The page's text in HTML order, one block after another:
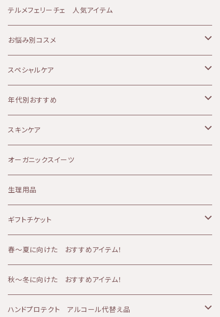
使いください。 （６回以上のお届けで途中解約が
ージはこちら⇩ https://kiri-skin-japan.jp/
単品や3本セットはこちら⇩ https://biotime.t
hebase.in/categories/4002042
JANESCE（ジャネス）
ATHANOR（アタノール）
Soluna（ソルーナ）
MOON PEACH（ムーンピーチ）
アルガンオイル
Provida（プロヴィダ）
華布
山燕庵
AMBESSA & CO（アンベッサアンドコー）
yuica（ユイカ）
sisiFILLE （シシフィーユ）
テルメフェリーチェ 人気アイテム
お悩み別コスメ
乾燥肌
オイリー肌
敏感肌
赤み肌
ニキビ肌
くすみ肌
アトピー肌
エイジング肌
日焼け肌
スペシャルケア
ボディケア
リップケア
マタニティケア
シャンプー
シャワーアイテム
メンズケア
冷え
ベビーアイテム
年代別おすすめ
10代
20代
30代
40代
50代
60代
スキンケア
クレンジング
ミルククレンジング
化粧水
オイル
バーム
クリーム
美容液
オーガニックスイーツ
生理用品
ギフトチケット
フェイシャルコース
60分コース
90分コース
ボディコース
60分コース
ボディ＆フェイシャルコース
春〜夏に向けた おすすめアイテム！
秋～冬に向けた おすすめアイテム！
ハンドプロテクト アルコール代替え品